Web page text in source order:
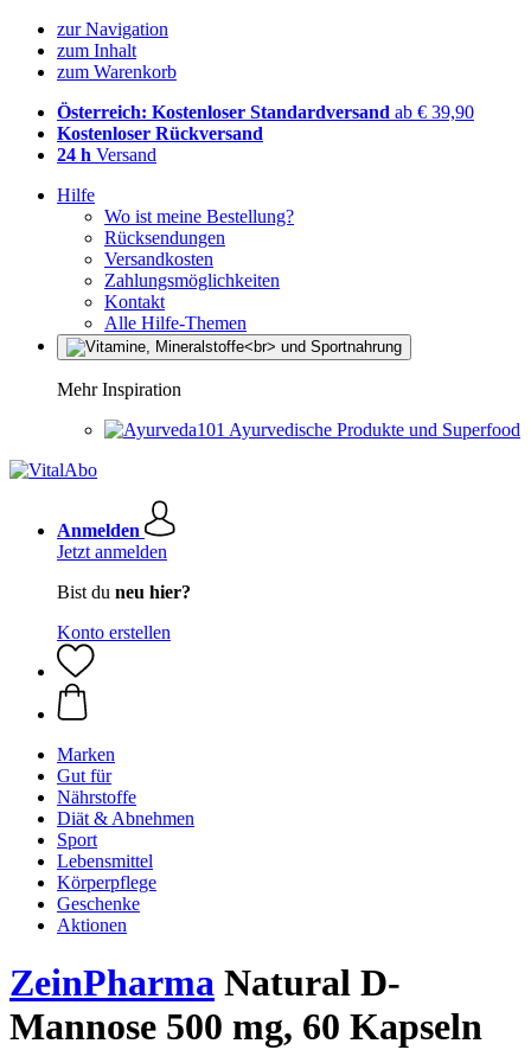
zur Navigation
zum Inhalt
zum Warenkorb
Österreich: Kostenloser Standardversand ab € 39,90
Kostenloser Rückversand
24 h Versand
Hilfe
Wo ist meine Bestellung?
Rücksendungen
Versandkosten
Zahlungsmöglichkeiten
Kontakt
Alle Hilfe-Themen
Mehr Inspiration
Ayurvedische Produkte und Superfood
Anmelden
Jetzt anmelden
Bist du neu hier?
Konto erstellen
Marken
Gut für
Nährstoffe
Diät & Abnehmen
Sport
Lebensmittel
Körperpflege
Geschenke
Aktionen
ZeinPharma Natural D-
Mannose 500 mg, 60 Kapseln